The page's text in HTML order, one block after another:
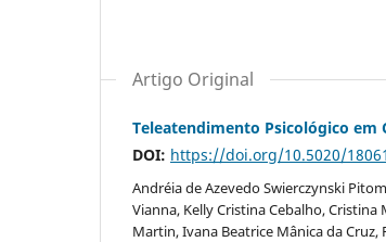
Artigo Original
Teleatendimento Psicológico em
DOI: https://doi.org/10.5020/
Andréia de Azevedo Swierczynski
Vianna, Kelly Cristina Cebalho,
Martin, Ivana Beatrice Mânica da Cruz,